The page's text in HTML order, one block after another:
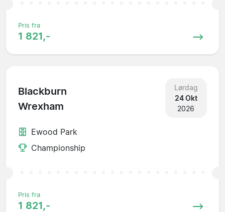
Pris fra
1 821,-
Blackburn
Wrexham
Lørdag
24 Okt
2026
Ewood Park
Championship
Pris fra
1 821,-